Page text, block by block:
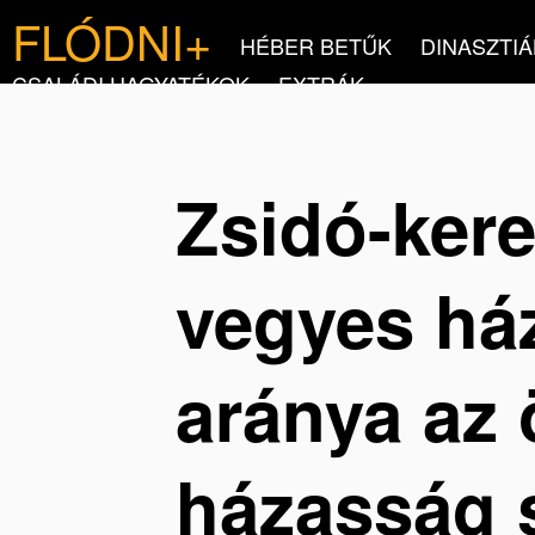
FLÓDNI+ HÉBER BETŰK
CSALÁDI HAGYATÉKOK
EXTRÁK
Zsidó-
vegyes
aránya
házasság